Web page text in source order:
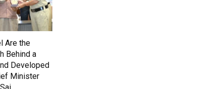
Are the
Behind a
Developed
Minister